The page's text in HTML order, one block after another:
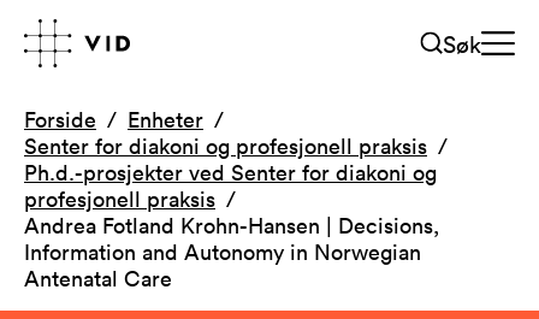
Søk
Forside
Enheter
Senter for diakoni og profesjonell praksis
Ph.d.-prosjekter ved Senter for diakoni og
profesjonell praksis
Andrea Fotland Krohn-Hansen | Decisions,
Information and Autonomy in Norwegian
Antenatal Care